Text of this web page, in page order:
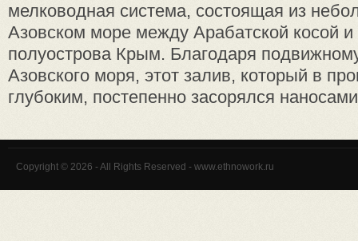
мелководная система, состоящая из
Азовском море между Арабатской косой и
полуострова Крым. Благодаря
Азовского моря, этот залив, который в
глубоким, постепенно засорялся
Copyright © 2026 - All Rights Reserved - www.ethnowork.ru